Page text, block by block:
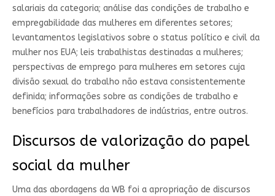
salariais da categoria; análise das condições de trabalho e
empregabilidade das mulheres em diferentes setores;
levantamentos legislativos sobre o status político e civil da
mulher nos EUA; leis trabalhistas destinadas a mulheres;
perspectivas de emprego para mulheres em setores cuja
divisão sexual do trabalho não estava consistentemente
definida; informações sobre as condições de trabalho e
benefícios para trabalhadores de indústrias, entre outros.
Discursos de valorização do papel
social da mulher
Uma das abordagens da WB foi a apropriação de discursos